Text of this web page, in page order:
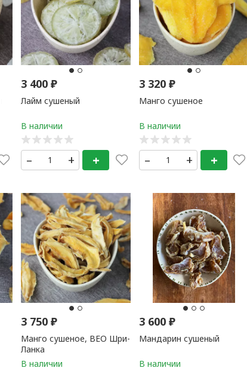
3 400₽
Лайм сушеный
– + +
3 320₽
Манго сушеное
– + +
3 750₽
Манго сушеное, ВЕО Шри-
Ланка
3 600₽
Мандарин сушеный